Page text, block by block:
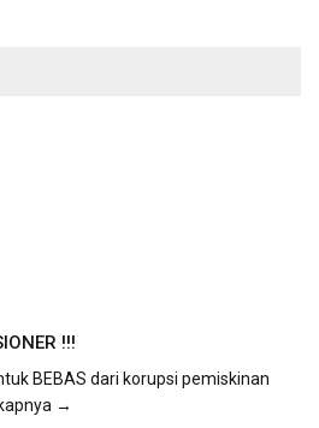
!!!
BEBAS dari korupsi pemiskinan
→